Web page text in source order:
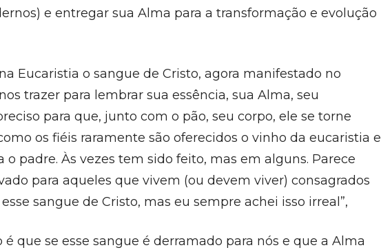
e entregar sua Alma para a transformação e evolução
Eucaristia o sangue de Cristo, agora manifestado no
trazer para lembrar sua essência, sua Alma, seu
para que, junto com o pão, seu corpo, ele se torne
os fiéis raramente são oferecidos o vinho da eucaristia e
o padre. Às vezes tem sido feito, mas em alguns. Parece
para aqueles que vivem (ou devem viver) consagrados
sangue de Cristo, mas eu sempre achei isso irreal”,
é que se esse sangue é derramado para nós e que a Alma